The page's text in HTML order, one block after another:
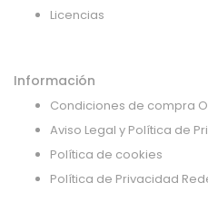
Licencias
Información
Condiciones de compra
Aviso Legal y Política de
Política de cookies
Política de Privacidad